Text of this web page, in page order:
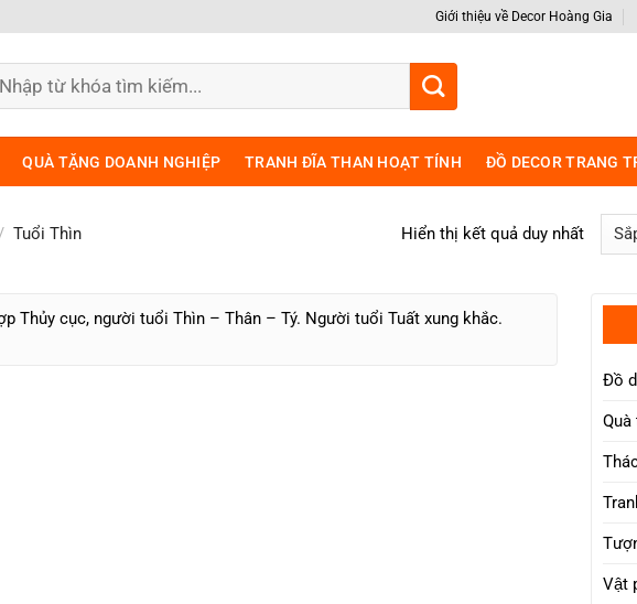
Giới thiệu về Decor Hoàng Gia
QUÀ TẶNG DOANH NGHIỆP TRANH ĐĨA THAN HOẠT TÍNH ĐỒ DECOR TRANG
Tuổi Thìn Hiển thị kết quả duy nhất
Thủy cục, người tuổi Thìn – Thân – Tý. Người tuổi Tuất xung khắc.
Đồ
Quà
Vật